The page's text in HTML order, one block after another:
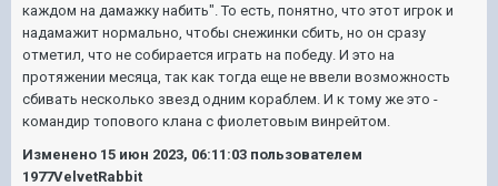
каждом на дамажку набить". То есть, понятно, что этот игрок и
надамажит нормально, чтобы снежинки сбить, но он сразу
отметил, что не собирается играть на победу. И это на
протяжении месяца, так как тогда еще не ввели возможность
сбивать несколько звезд одним кораблем. И к тому же это -
командир топового клана с фиолетовым винрейтом.
Изменено 15 июн 2023, 06:11:03 пользователем
1977VelvetRabbit